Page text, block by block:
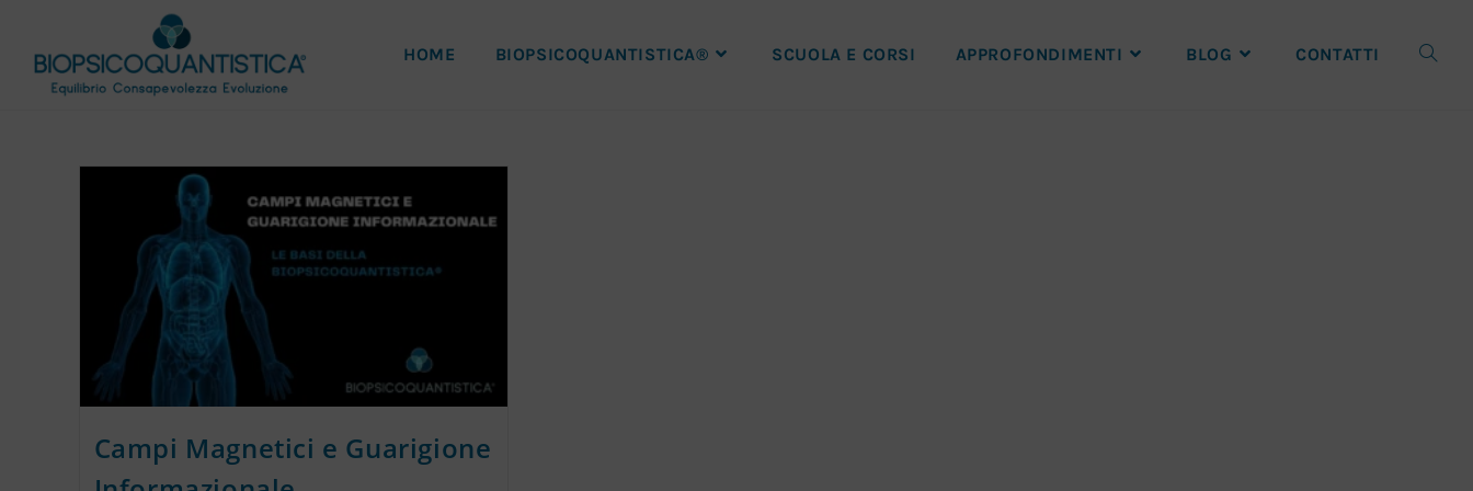
HOME BIOPSICOQUANTISTICA® SCUOLA E CORSI APPROFONDIMENTI BLOG CONTATTI
Campi Magnetici e Guarigione